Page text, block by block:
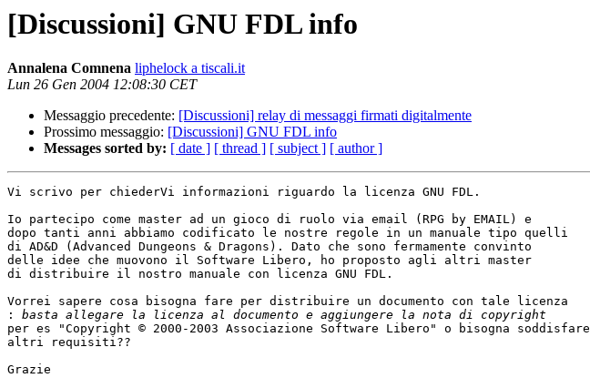
[Discussioni] GNU FDL info
Annalena Comnena liphelock a tiscali.it
Lun 26 Gen 2004 12:08:30 CET
Messaggio precedente: [Discussioni] relay di messaggi firmati digitalmente
Prossimo messaggio: [Discussioni] GNU FDL info
Messages sorted by: [ date ] [ thread ] [ subject ] [ author ]
Vi scrivo per chiederVi informazioni riguardo la licenza GNU FDL.
Io partecipo come master ad un gioco di ruolo via email (RPG by EMAIL) e
dopo tanti anni abbiamo codificato le nostre regole in un manuale tipo quelli
di AD&D (Advanced Dungeons & Dragons). Dato che sono fermamente convinto
delle idee che muovono il Software Libero, ho proposto agli altri master
di distribuire il nostro manuale con licenza GNU FDL.
Vorrei sapere cosa bisogna fare per distribuire un documento con tale licenza
:
per es "Copyright © 2000-2003 Associazione Software Libero" o bisogna soddisfare
altri requisiti??
Grazie